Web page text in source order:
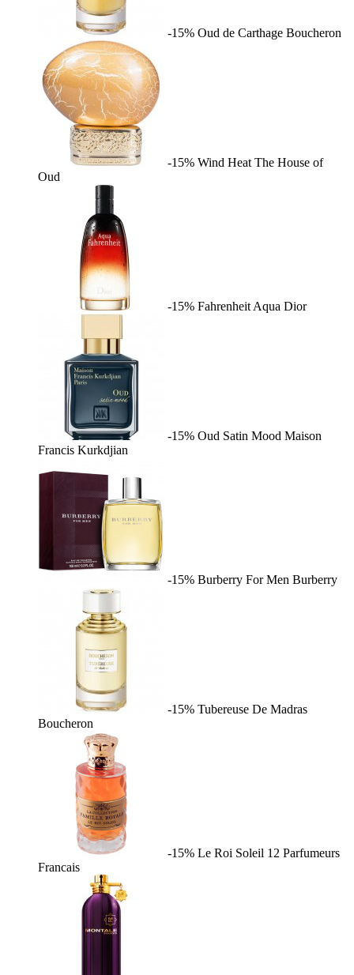
-15% Oud de Carthage Boucheron
-15% Wind Heat The House of
Oud
-15% Fahrenheit Aqua Dior
-15% Oud Satin Mood Maison
Francis Kurkdjian
-15% Burberry For Men Burberry
-15% Tubereuse De Madras
Boucheron
-15% Le Roi Soleil 12 Parfumeurs
Francais